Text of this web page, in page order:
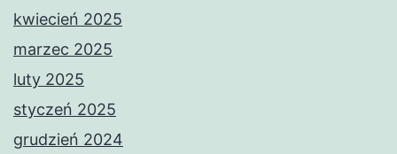
kwiecień 2025
marzec 2025
luty 2025
styczeń 2025
grudzień 2024